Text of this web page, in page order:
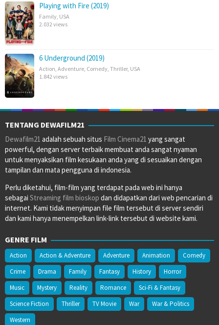
Playing with Fire (2019)
Family USA
2.032 views
6 Underground (2019)
Action Adventure Comedy Thriller, USA
1.842 views
TENTANG DEWAFILM21
Dewafilm21 adalah sebuah situs Film Cinema21 yang sangat
powerful, dengan server terbaik membuat anda sangat nyaman
untuk menyaksikan film kesukaan anda yang di sesuaikan dengan
tampilan dan mata pengguna di indonesia.
Perlu diketahui, film-film yang terdapat pada web ini hanya
sebagai Streaming film bioskop dan didapatkan dari web pencarian di
internet. Kami tidak menyimpan file film tersebut di server sendiri
dan kami hanya menempelkan link-link tersebut di website kami.
GENRE FILM
Action Action & Adventure Adventure Animation
Comedy
Crime
Drama Family Fantasy History
Horror
Music
Mystery Reality Romance
Sci-Fi & Fantasy
Science Fiction
Thriller TV Movie War
War & Politics
Western